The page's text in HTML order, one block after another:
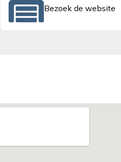
Bezoek de website